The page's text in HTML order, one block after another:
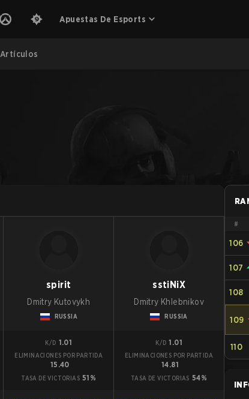
Apuestas De Esports
Artículos
spirit
Dmitry Kutovykh
RUSSIA
K/D 1.01
ELIMINACIONES POR PARTIDA
15.40
TASA DE VICTORIAS 51%
sstiNiX
Dmitry Khlebnikov
RUSSIA
K/D 1.01
ELIMINACIONES POR PARTIDA
14.81
TASA DE VICTORIAS 54%
#
106
107
108
109
110